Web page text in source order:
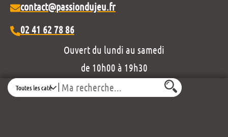
Search
contact@passiondujeu.fr
02 41 62 78 86
Ouvert du lundi au samedi
de 10h00 à 19h30
Découvrez notre projet éditorial :